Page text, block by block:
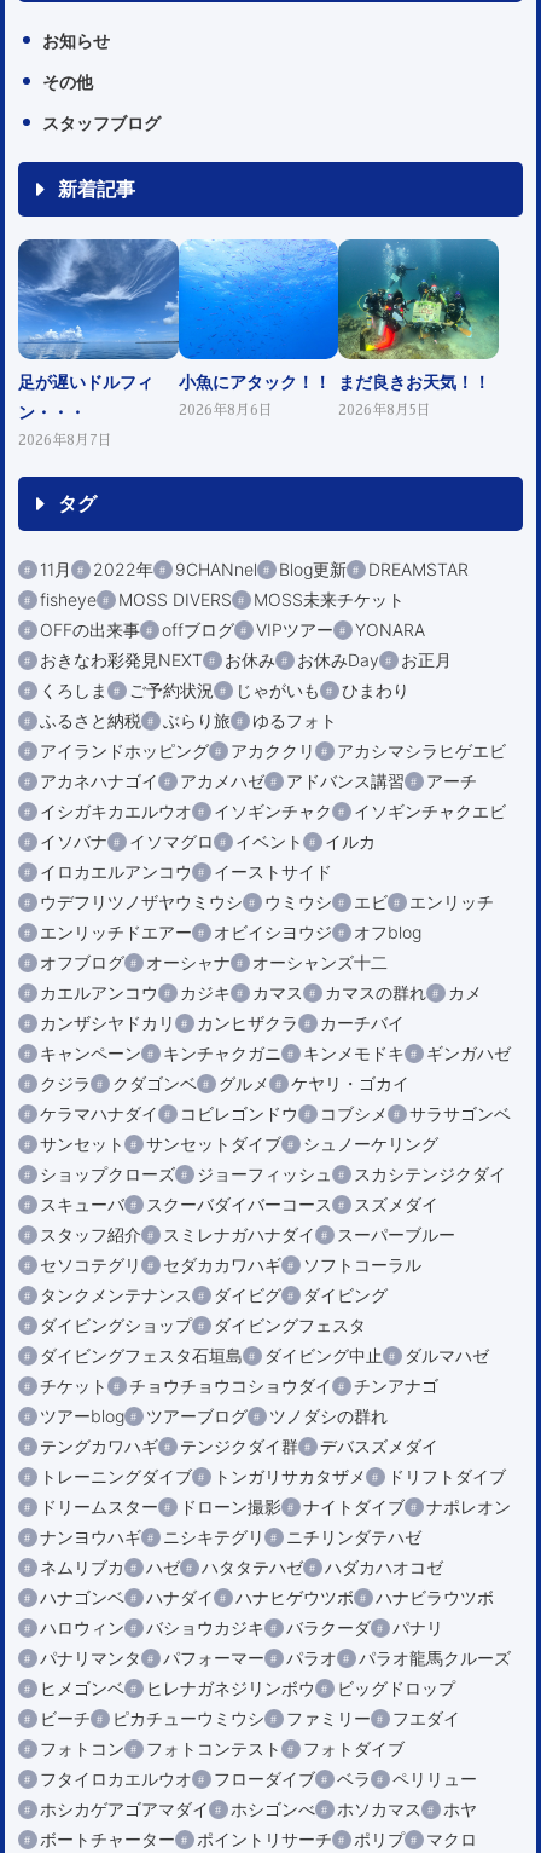
お知らせ
その他
スタッフブログ
新着記事
足が遅いドルフィ
ン・・・
2026年8月7日
小魚にアタック！！
2026年8月6日
まだ良きお天気！！
2026年8月5日
タグ
11月 2022年 9CHANnel Blog更新
DREAMSTAR
fisheye
MOSS DIVERS
MOSS未来チケット
OFFの出来事
offブログ VIPツアー
YONARA
おきなわ彩発見NEXT
お休み お休みDay
お正月
くろしま
ご予約状況 じゃがいも
ひまわり
ふるさと納税
ぶらり旅
ゆるフォト
アイランドホッピング
アカククリ
アカシマシラヒゲエビ
アカネハナゴイ
アカメハゼ アドバンス講習
アーチ
イシガキカエルウオ
イソギンチャク
イソギンチャクエビ
イソバナ
イソマグロ イベント
イルカ
イロカエルアンコウ
イーストサイド
ウデフリツノザヤウミウシ
ウミウシ エビ
エンリッチ
エンリッチドエアー
オビイシヨウジ
オフblog
オフブログ
オーシャナ
オーシャンズ十二
カエルアンコウ
カジキ カマス カマスの群れ
カメ
カンザシヤドカリ
カンヒザクラ
カーチバイ
キャンペーン
キンチャクガニ キンメモドキ
ギンガハゼ
クジラ
クダゴンベ グルメ
ケヤリ・ゴカイ
ケラマハナダイ
コビレゴンドウ コブシメ
サラサゴンベ
サンセット
サンセットダイブ
シュノーケリング
ショップクローズ
ジョーフィッシュ
スカシテンジクダイ
スキューバ
スクーバダイバーコース
スズメダイ
スタッフ紹介
スミレナガハナダイ
スーパーブルー
セソコテグリ
セダカカワハギ
ソフトコーラル
タンクメンテナンス
ダイビグ
ダイビング
ダイビングショップ
ダイビングフェスタ
ダイビングフェスタ石垣島
ダイビング中止
ダルマハゼ
チケット
チョウチョウコショウダイ
チンアナゴ
ツアーblog
ツアーブログ
ツノダシの群れ
テングカワハギ
テンジクダイ群
デバスズメダイ
トレーニングダイブ
トンガリサカタザメ
ドリフトダイブ
ドリームスター
ドローン撮影 ナイトダイブ
ナポレオン
ナンヨウハギ
ニシキテグリ
ニチリンダテハゼ
ネムリブカ
ハゼ ハタタテハゼ
ハダカハオコゼ
ハナゴンベ
ハナダイ ハナヒゲウツボ
ハナビラウツボ
ハロウィン
バショウカジキ バラクーダ
パナリ
パナリマンタ
パフォーマー パラオ
パラオ龍馬クルーズ
ヒメゴンベ
ヒレナガネジリンボウ
ビッグドロップ
ビーチ
ピカチューウミウシ ファミリー
フエダイ
フォトコン
フォトコンテスト
フォトダイブ
フタイロカエルウオ
フローダイブ ベラ
ペリリュー
ホシカゲアゴアマダイ
ホシゴンべ ホソカマス
ホヤ
ボートチャーター
ポイントリサーチ ポリプ
マクロ